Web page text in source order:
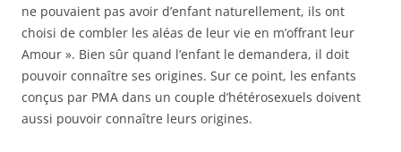
ne pouvaient pas avoir d’enfant naturellement, ils ont
choisi de combler les aléas de leur vie en m’offrant leur
Amour ». Bien sûr quand l’enfant le demandera, il doit
pouvoir connaître ses origines. Sur ce point, les enfants
conçus par PMA dans un couple d’hétérosexuels doivent
aussi pouvoir connaître leurs origines.